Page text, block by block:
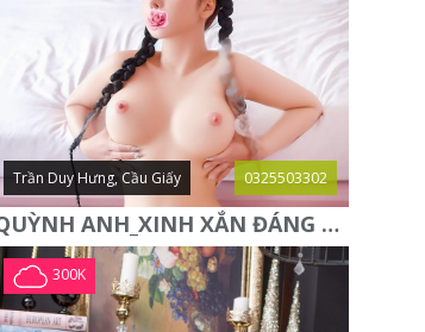
Trần Duy Hưng, Cầu Giấy 0325503302
QUỲNH ANH_XINH XẮN ĐÁNG YÊU, HÀNG ĐẸP TUYỂN CHỌN
300K